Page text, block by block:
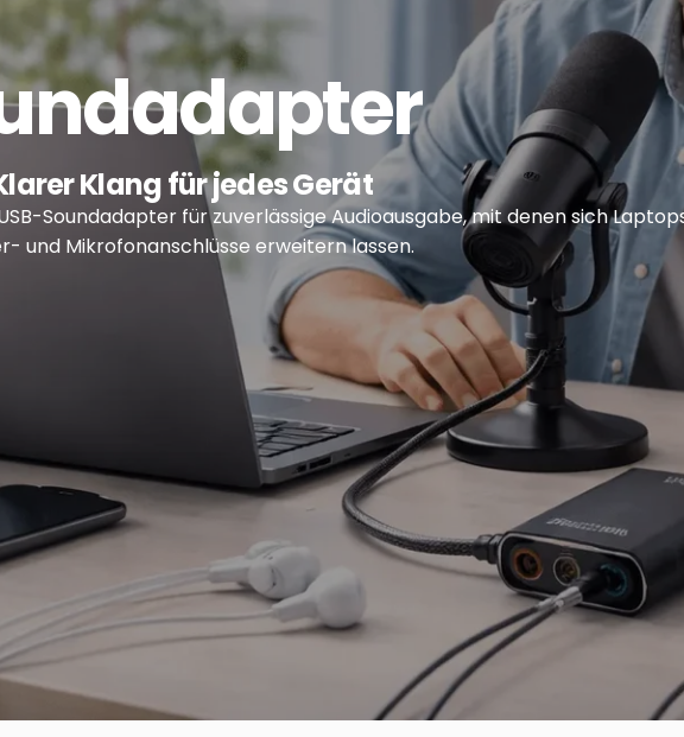
Klang für jedes Gerät
Soundadapter für zuverlässige Audioausgabe, mit denen sich
und Mikrofonanschlüsse erweitern lassen.